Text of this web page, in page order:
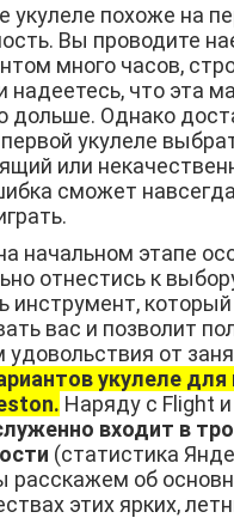
укулеле похоже на
Вы проводите
много часов,
надеетесь, что эта
дольше. Однако
укулеле
или
сможет
начальном этапе
отнестись к
инструмент,
вас и позволит
от
укулеле
Наряду с Flight
входит в
(статистика
расскажем об
этих ярких,